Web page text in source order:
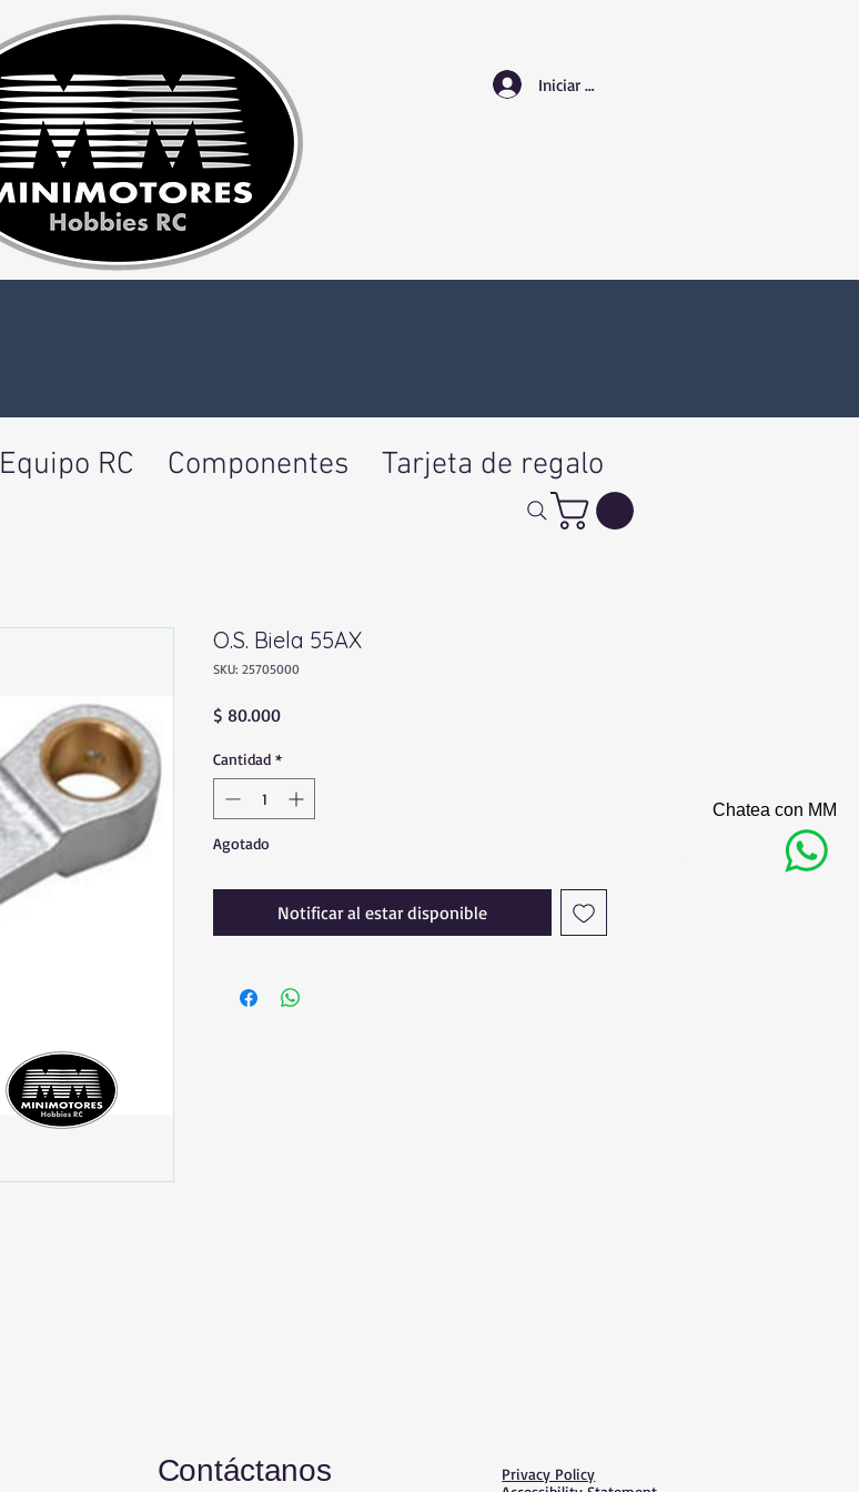
Iniciar sesión
Equipo RC Componentes Tarjeta de regalo
Chatea con MM
O.S. Biela 55AX
SKU: 25705000
$ 80.000Precio
Cantidad *
Agotado
Notificar al estar disponible
Contáctanos
Privacy Policy